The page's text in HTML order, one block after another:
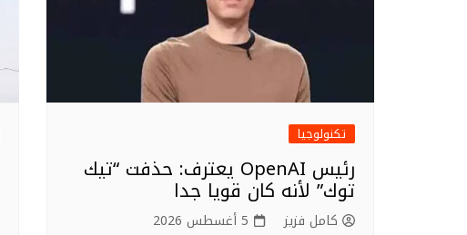
تكنولوجيا
رئيس OpenAI يعترف: حذفت “تيك
توك” لأنه كان قويا جدا
كامل فزيز 5 أغسطس 2026